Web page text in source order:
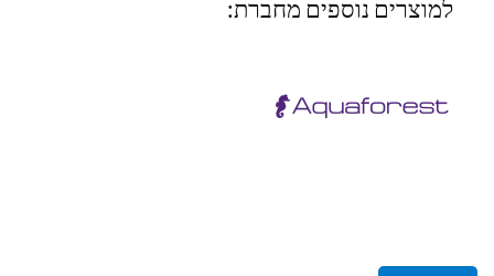
למוצרים נוספים מחברת: